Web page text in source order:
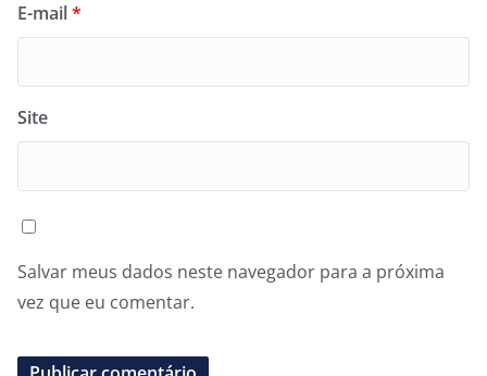
E-mail*
Site
Salvar meus dados neste navegador para a próxima
vez que eu comentar.